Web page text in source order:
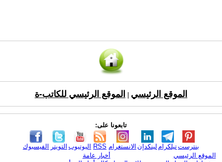
الموقع الرئيسي الموقع الرئيسي للكاتب-ة
تابعونا على:
الفيسبوك التويتر اليوتيوب RSS الانستغرام لينكدإن تيلكرامبنترست
الموقع الرئيسي
أخبار عامة